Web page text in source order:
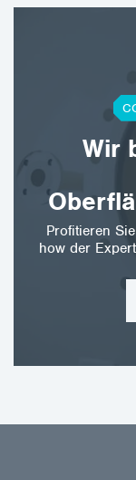
Wir
Profitieren
how der